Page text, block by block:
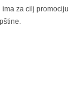
za cilj promociju